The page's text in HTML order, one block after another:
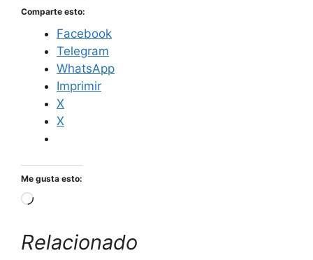
Comparte esto:
Facebook
Telegram
WhatsApp
Imprimir
X
X
Me gusta esto:
Relacionado